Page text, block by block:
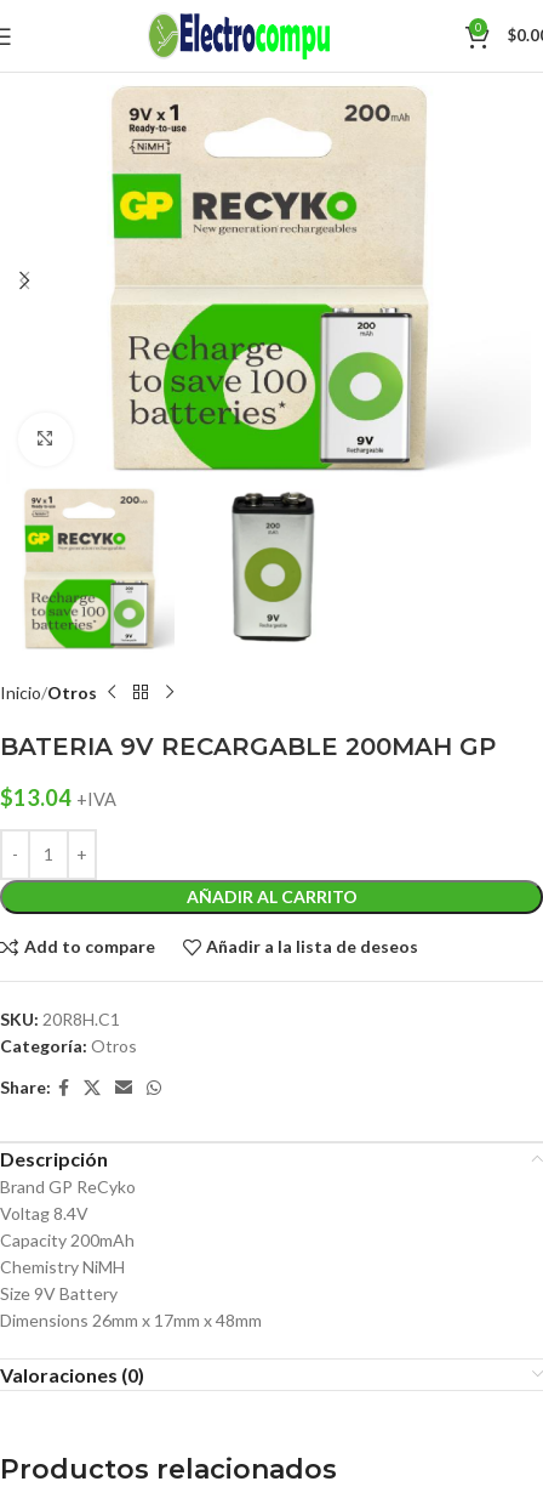
0 $
Click para agrandar
Inicio Otros
BATERIA 9V RECARGABLE 200MAH GP
$13.04 +IVA
AÑADIR AL CARRITO
Add to compare Añadir a la lista de deseos
SKU: 20R8H.C1
Categoría: Otros
Share:
Descripción
Brand GP ReCyko
Voltag 8.4V
Capacity 200mAh
Chemistry NiMH
Size 9V Battery
Dimensions 26mm x 17mm x 48mm
Valoraciones (0)
Productos relacionados